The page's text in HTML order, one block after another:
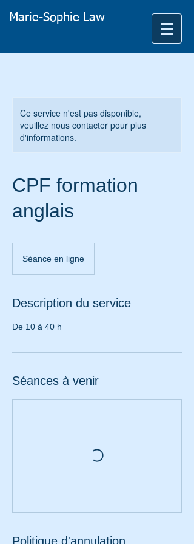
Marie-Sophie Law
Ce service n'est pas disponible,
veuillez nous contacter pour plus
d'informations.
CPF formation
anglais
Séance en ligne
Description du service
De 10 à 40 h
Séances à venir
Politique d'annulation